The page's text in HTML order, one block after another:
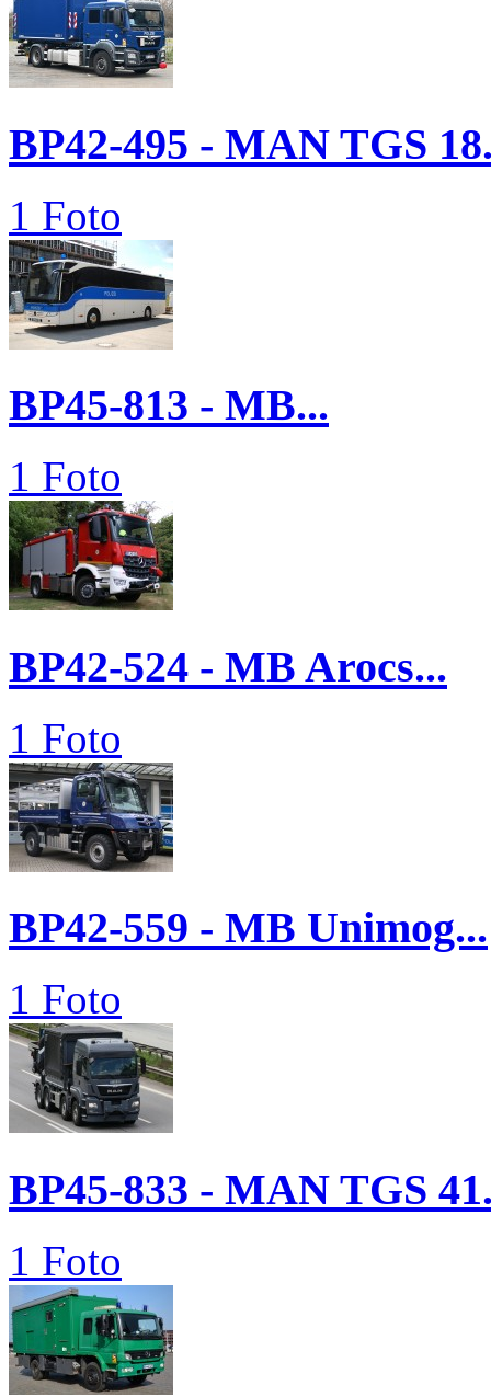
BP42-495 - MAN TGS
1 Foto
BP45-813 - MB...
1 Foto
BP42-524 - MB Arocs...
1 Foto
BP42-559 - MB Unimog...
1 Foto
BP45-833 - MAN TGS
1 Foto